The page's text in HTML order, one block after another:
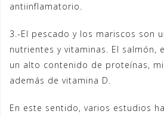
antiinflamatorio.
3.-El pescado y los mariscos son
nutrientes y vitaminas. El salmón,
un alto contenido de proteínas,
además de vitamina D.
En este sentido, varios estudios